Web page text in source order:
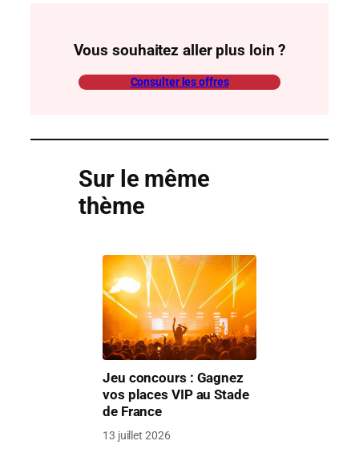
Vous souhaitez aller plus loin ?
Consulter les offres
Sur le même
thème
Jeu concours : Gagnez
vos places VIP au Stade
de France
13 juillet 2026